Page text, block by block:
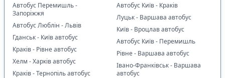
Автобус Перемишль -
Запоріжжя
Автобус Люблін - Львів
Гданськ - Київ автобус
Краків - Рівне автобус
Хелм - Харків автобус
Краків - Тернопіль автобус
Автобус Київ - Краків
Луцьк - Варшава автобус
Київ - Вроцлав автобус
Автобус Київ - Перемишль
Рівне - Варшава автобус
Івано-Франківськ - Варшава
автобус